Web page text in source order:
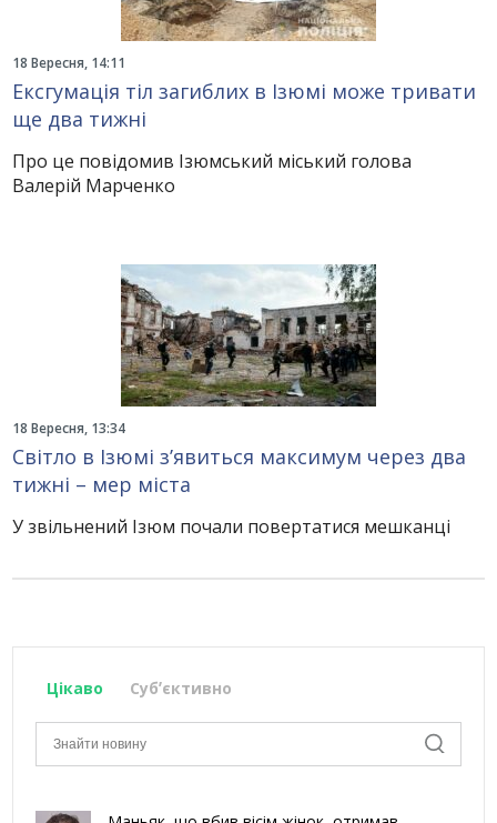
18 Вересня, 14:11
Ексгумація тіл загиблих в Ізюмі може тривати
ще два тижні
Про це повідомив Ізюмський міський голова
Валерій Марченко
18 Вересня, 13:34
Світло в Ізюмі з’явиться максимум через два
тижні – мер міста
У звільнений Ізюм почали повертатися мешканці
Цікаво Субʼєктивно